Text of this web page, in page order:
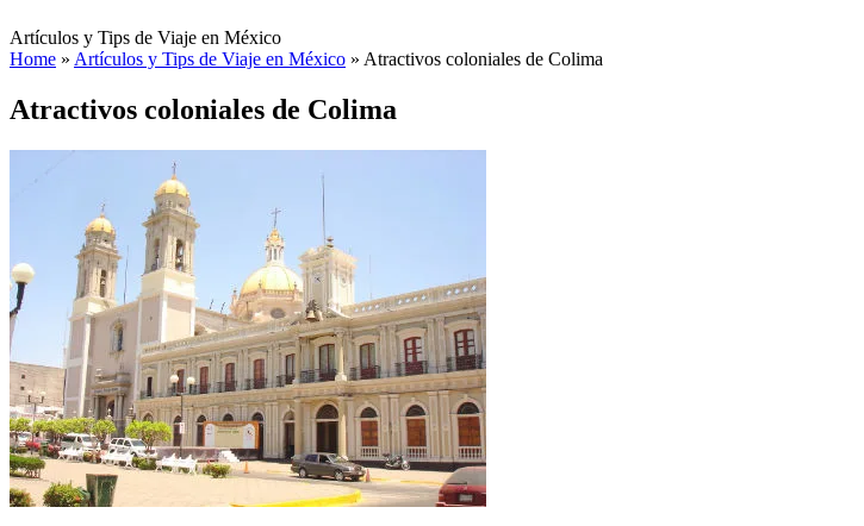
Artículos y Tips de Viaje en México
Home » Artículos y Tips de Viaje en México » Atractivos coloniales de Colima
Atractivos coloniales de Colima